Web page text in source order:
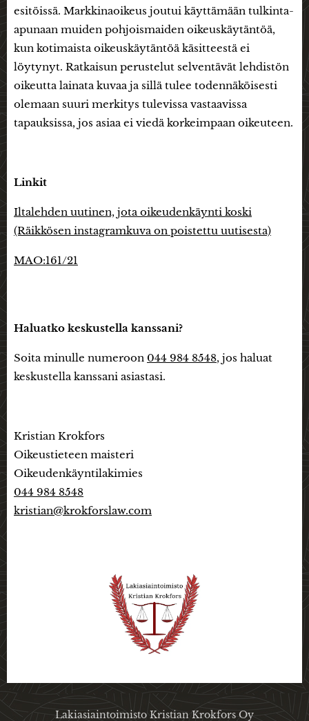
esitöissä. Markkinaoikeus joutui käyttämään tulkinta-
apunaan muiden pohjoismaiden oikeuskäytäntöä,
kun kotimaista oikeuskäytäntöä käsitteestä ei
löytynyt. Ratkaisun perustelut selventävät lehdistön
oikeutta lainata kuvaa ja sillä tulee todennäköisesti
olemaan suuri merkitys tulevissa vastaavissa
tapauksissa, jos asiaa ei viedä korkeimpaan oikeuteen.
Linkit
Iltalehden uutinen, jota oikeudenkäynti koski
(Räikkösen instagramkuva on poistettu uutisesta)
MAO:161/21
Haluatko keskustella kanssani?
Soita minulle numeroon 044 984 8548, jos haluat
keskustella kanssani asiastasi.
Kristian Krokfors
Oikeustieteen maisteri
Oikeudenkäyntilakimies
044 984 8548
kristian@krokforslaw.com
Lakiasiaintoimisto Kristian Krokfors Oy